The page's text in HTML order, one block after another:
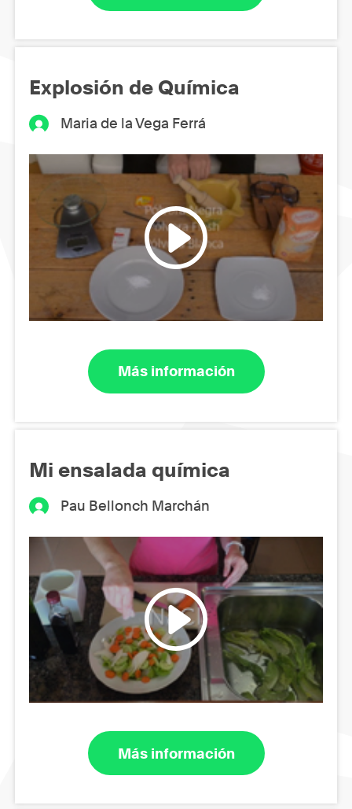
Explosión de Química
Maria de la Vega Ferrá
Más información
Mi ensalada química
Pau Bellonch Marchán
Más información